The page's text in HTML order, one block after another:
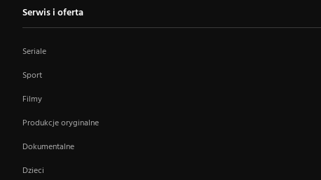
Serwis i oferta
Seriale
Sport
Filmy
Produkcje oryginalne
Dokumentalne
Dzieci